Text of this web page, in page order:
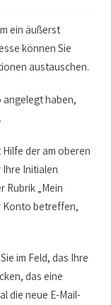
ein äußerst
können Sie
austauschen.
angelegt haben,
der am oberen
Initialen
Rubrik „Mein
Konto betreffen,
im Feld, das Ihre
das eine
die neue E-Mail-